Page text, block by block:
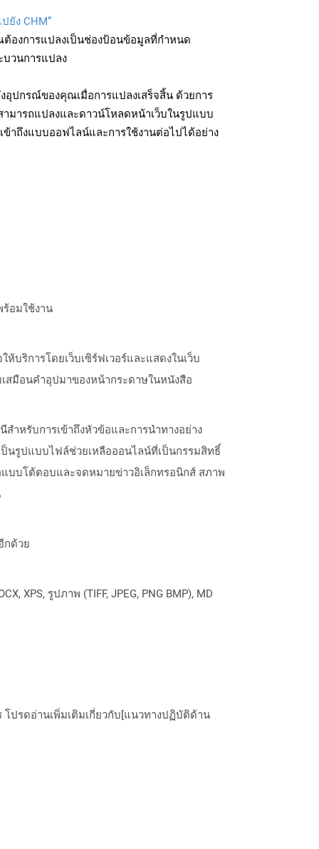
ยัง CHM”
องการแปลงเป็นช่องป้อนข้อมูลที่กำหนด
บวนการแปลง
อุปกรณ์ของคุณเมื่อการแปลงเสร็จสิ้น ด้วยการ
มารถแปลงและดาวน์โหลดหน้าเว็บในรูปแบบ
ข้าถึงแบบออฟไลน์และการใช้งานต่อไปได้อย่าง
ร้อมใช้งาน
ห้บริการโดยเว็บเซิร์ฟเวอร์และแสดงในเว็บ
เสมือนคำอุปมาของหน้ากระดาษในหนังสือ
ำหรับการเข้าถึงหัวข้อและการนำทางอย่าง
ป็นรูปแบบไฟล์ช่วยเหลือออนไลน์ที่เป็นกรรมสิทธิ์
บบโต้ตอบและจดหมายข่าวอิเล็กทรอนิกส์ สภาพ
กด้วย
รูปภาพ (TIFF, JPEG, PNG BMP), MD
ปรดอ่านเพิ่มเติมเกี่ยวกับ[แนวทางปฏิบัติด้าน